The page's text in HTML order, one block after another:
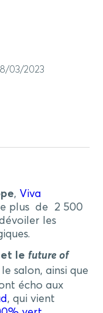
03/2023
, Viva
plus de 2 500
les
et le future of
salon, ainsi que
écho aux
, qui vient